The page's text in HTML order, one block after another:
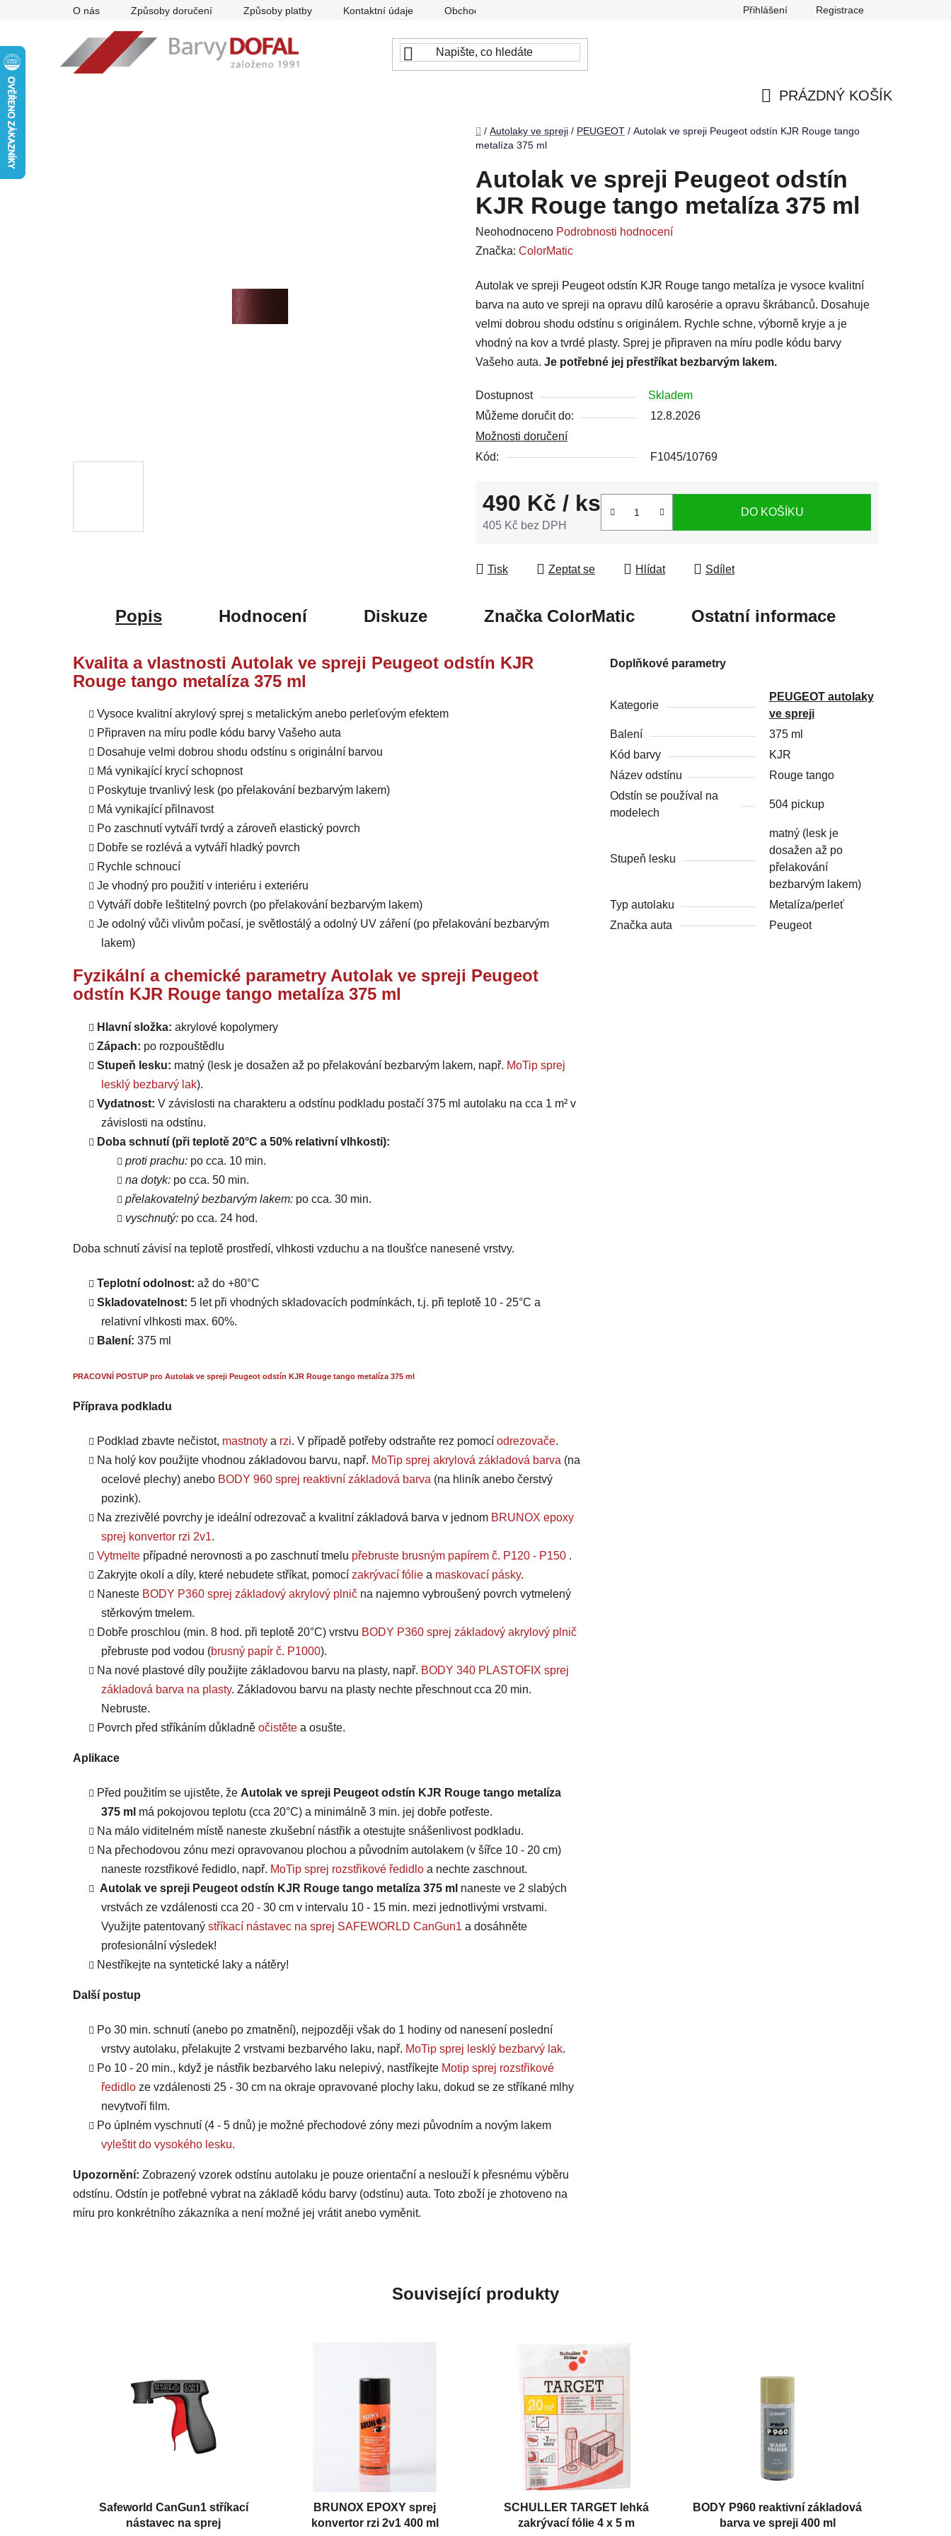
O nás Způsoby doručení Způsoby platby Kontaktní údaje Obchodní podmínky Reklamace Odstoupení od smlouvy
Přihlášení Registrace
PRÁZDNÝ KOŠÍK
Domů
/ Autolaky ve spreji / PEUGEOT / Autolak ve spreji Peugeot odstín KJR Rouge tango
metalíza 375 ml
Autolak ve spreji Peugeot odstín
KJR Rouge tango metalíza 375 ml
Průměrné
hodnocení
je
0,0
z
5
hvězdiček.
Neohodnoceno Podrobnosti hodnocení
Značka: ColorMatic
Autolak ve spreji Peugeot odstín KJR Rouge tango metalíza je vysoce kvalitní
barva na auto ve spreji na opravu dílů karosérie a opravu škrábanců. Dosahuje
velmi dobrou shodu odstínu s originálem. Rychle schne, výborně kryje a je
vhodný na kov a tvrdé plasty. Sprej je připraven na míru podle kódu barvy
Vašeho auta. Je potřebné jej přestříkat bezbarvým lakem.
Dostupnost
Skladem
Můžeme doručit do:
12.8.2026
Možnosti doručení
Kód:
F1045/10769
490 Kč / ks
405 Kč bez DPH
DO KOŠÍKU
Tisk Zeptat se Hlídat Sdílet
Popis Hodnocení Diskuze ZnačkaColorMatic Ostatní informace
Kvalita a vlastnosti Autolak ve spreji Peugeot odstín KJR
Rouge tango metalíza 375 ml
Vysoce kvalitní akrylový sprej s metalickým anebo perleťovým efektem
Připraven na míru podle kódu barvy Vašeho auta
Dosahuje velmi dobrou shodu odstínu s originální barvou
Má vynikající krycí schopnost
Poskytuje trvanlivý lesk (po přelakování bezbarvým lakem)
Má vynikající přilnavost
Po zaschnutí vytváří tvrdý a zároveň elastický povrch
Dobře se rozlévá a vytváří hladký povrch
Rychle schnoucí
Je vhodný pro použití v interiéru i exteriéru
Vytváří dobře leštitelný povrch (po přelakování bezbarvým lakem)
Je odolný vůči vlivům počasí, je světlostálý a odolný UV záření (po přelakování bezbarvým
lakem)
Fyzikální a chemické parametry Autolak ve spreji Peugeot
odstín KJR Rouge tango metalíza 375 ml
Hlavní složka: akrylové kopolymery
Zápach: po rozpouštědlu
Stupeň lesku: matný (lesk je dosažen až po přelakování bezbarvým lakem, např. MoTip sprej
lesklý bezbarvý lak).
Vydatnost: V závislosti na charakteru a odstínu podkladu postačí 375 ml autolaku na cca 1 m² v
závislosti na odstínu.
Doba schnutí (při teplotě 20°C a 50% relativní vlhkosti):
proti prachu: po cca. 10 min.
na dotyk: po cca. 50 min.
přelakovatelný bezbarvým lakem: po cca. 30 min.
vyschnutý: po cca. 24 hod.
Doba schnutí závisí na teplotě prostředí, vlhkosti vzduchu a na tloušťce nanesené vrstvy.
Teplotní odolnost: až do +80°C
Skladovatelnost: 5 let při vhodných skladovacích podmínkách, t.j. při teplotě 10 - 25°C a
relativní vlhkosti max. 60%.
Balení: 375 ml
PRACOVNÍ POSTUP pro Autolak ve spreji Peugeot odstín KJR Rouge tango metalíza 375 ml
Příprava podkladu
Podklad zbavte nečistot, mastnoty a rzi. V případě potřeby odstraňte rez pomocí odrezovače.
Na holý kov použijte vhodnou základovou barvu, např. MoTip sprej akrylová základová barva (na
ocelové plechy) anebo BODY 960 sprej reaktivní základová barva (na hliník anebo čerstvý
pozink).
Na zrezivělé povrchy je ideální odrezovač a kvalitní základová barva v jednom BRUNOX epoxy
sprej konvertor rzi 2v1.
Vytmelte případné nerovnosti a po zaschnutí tmelu přebruste brusným papírem č. P120 - P150 .
Zakryjte okolí a díly, které nebudete stříkat, pomocí zakrývací fólie a maskovací pásky.
Naneste BODY P360 sprej základový akrylový plnič na najemno vybroušený povrch vytmelený
stěrkovým tmelem.
Dobře proschlou (min. 8 hod. při teplotě 20°C) vrstvu BODY P360 sprej základový akrylový plnič
přebruste pod vodou (brusný papír č. P1000).
Na nové plastové díly použijte základovou barvu na plasty, např. BODY 340 PLASTOFIX sprej
základová barva na plasty. Základovou barvu na plasty nechte přeschnout cca 20 min.
Nebruste.
Povrch před stříkáním důkladně očistěte a osušte.
Aplikace
Před použitím se ujistěte, že Autolak ve spreji Peugeot odstín KJR Rouge tango metalíza
375 ml má pokojovou teplotu (cca 20°C) a minimálně 3 min. jej dobře potřeste.
Na málo viditelném místě naneste zkušební nástřik a otestujte snášenlivost podkladu.
Na přechodovou zónu mezi opravovanou plochou a původním autolakem (v šířce 10 - 20 cm)
naneste rozstřikové ředidlo, např. MoTip sprej rozstřikové ředidlo a nechte zaschnout.
Autolak ve spreji Peugeot odstín KJR Rouge tango metalíza 375 ml naneste ve 2 slabých
vrstvách ze vzdálenosti cca 20 - 30 cm v intervalu 10 - 15 min. mezi jednotlivými vrstvami.
Využijte patentovaný stříkací nástavec na sprej SAFEWORLD CanGun1 a dosáhněte
profesionální výsledek!
Nestříkejte na syntetické laky a nátěry!
Další postup
Po 30 min. schnutí (anebo po zmatnění), nejpozději však do 1 hodiny od nanesení poslední
vrstvy autolaku, přelakujte 2 vrstvami bezbarvého laku, např. MoTip sprej lesklý bezbarvý lak.
Po 10 - 20 min., když je nástřik bezbarvého laku nelepivý, nastříkejte Motip sprej rozstřikové
ředidlo ze vzdálenosti 25 - 30 cm na okraje opravované plochy laku, dokud se ze stříkané mlhy
nevytvoří film.
Po úplném vyschnutí (4 - 5 dnů) je možné přechodové zóny mezi původním a novým lakem
vyleštit do vysokého lesku.
Upozornění: Zobrazený vzorek odstínu autolaku je pouze orientační a neslouží k přesnému výběru
odstínu. Odstín je potřebné vybrat na základě kódu barvy (odstínu) auta. Toto zboží je zhotoveno na
míru pro konkrétního zákazníka a není možné jej vrátit anebo vyměnit.
Doplňkové parametry
Kategorie
PEUGEOT autolaky
ve spreji
Balení
375 ml
Kód barvy
KJR
Název odstínu
Rouge tango
Odstín se používal na
modelech
504 pickup
Stupeň lesku
matný (lesk je
dosažen až po
přelakování
bezbarvým lakem)
Typ autolaku
Metalíza/perleť
Značka auta
Peugeot
Související produkty
Safeworld CanGun1 stříkací
nástavec na sprej
BRUNOX EPOXY sprej
konvertor rzi 2v1 400 ml
SCHULLER TARGET lehká
zakrývací fólie 4 x 5 m
BODY P960 reaktivní základová
barva ve spreji 400 ml